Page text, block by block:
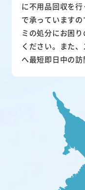
に不用品回収を
で承っています
ミの処分にお困
ください。また
へ最短即日中の訪